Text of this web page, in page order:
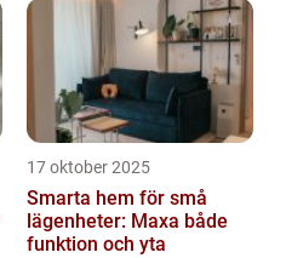
17 oktober 2025
Smarta hem för små
lägenheter: Maxa både
funktion och yta